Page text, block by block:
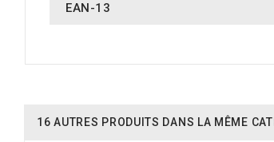
EAN-13
16 AUTRES PRODUITS DANS LA MÊME